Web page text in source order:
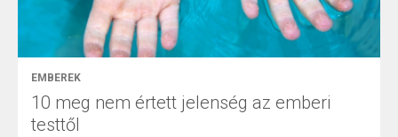
EMBEREK
10 meg nem értett jelenség az emberi
testtől